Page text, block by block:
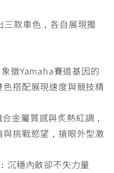
三款車色，各自展現獨
徵Yamaha賽道基因的
搭配展現速度與競技精
金屬質感與炙熱紅調，
挑戰慾望，搶眼外型激
沉穩內斂卻不失力量